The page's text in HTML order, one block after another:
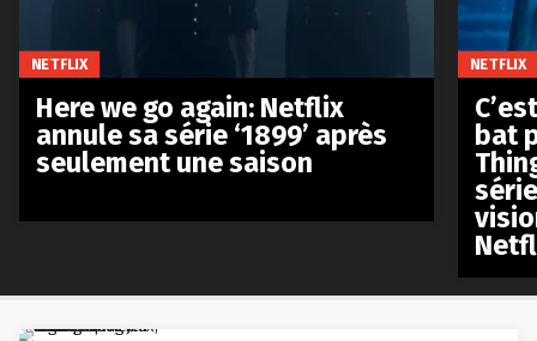
NETFLIX
Here we go again: Netflix
annule sa série ‘1899’ après
seulement une saison
NETFLIX
bat